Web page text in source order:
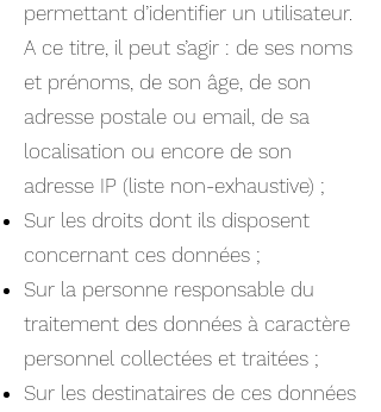
permettant d’identifier un utilisateur.
A ce titre, il peut s’agir : de ses noms
et prénoms, de son âge, de son
adresse postale ou email, de sa
localisation ou encore de son
adresse IP (liste non-exhaustive) ;
Sur les droits dont ils disposent
concernant ces données ;
Sur la personne responsable du
traitement des données à caractère
personnel collectées et traitées ;
Sur les destinataires de ces données